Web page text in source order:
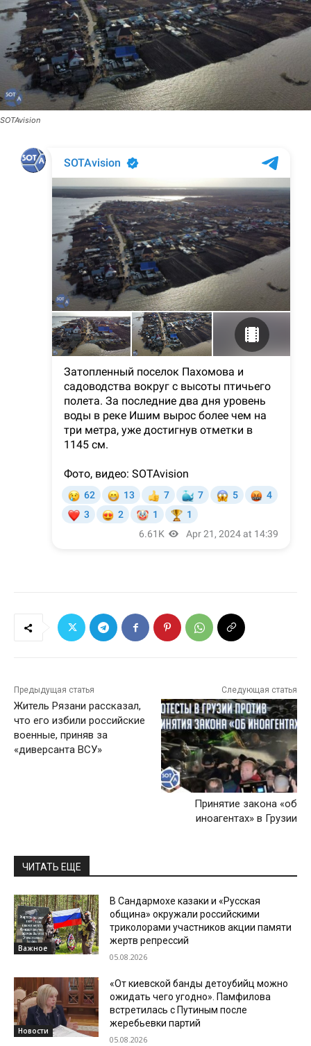
SOTAvision
Предыдущая статья
Житель Рязани рассказал,
что его избили российские
военные, приняв за
«диверсанта ВСУ»
Следующая статья
Принятие закона «об
иноагентах» в Грузии
ЧИТАТЬ ЕЩЕ
Важное
В Сандармохе казаки и «Русская
община» окружали российскими
триколорами участников акции памяти
жертв репрессий
05.08.2026
Новости
«От киевской банды детоубийц можно
ожидать чего угодно». Памфилова
встретилась с Путиным после
жеребьевки партий
05.08.2026